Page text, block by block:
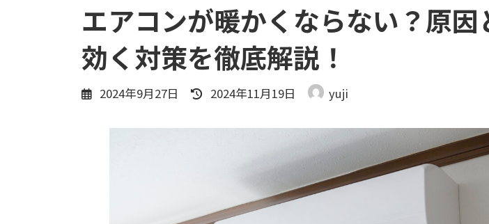
エアコンが暖かくならない？原因
効く対策を徹底解説！
2024年9月27日
最
2024年11月19日 yuji